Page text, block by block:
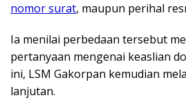
nomor surat, maupun perihal
Ia menilai perbedaan tersebut
pertanyaan mengenai keaslian
ini, LSM Gakorpan kemudian
lanjutan.